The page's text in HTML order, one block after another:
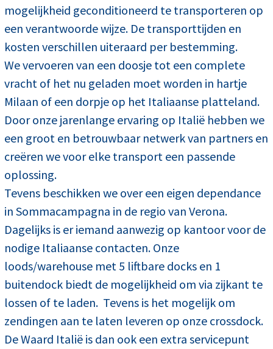
mogelijkheid geconditioneerd te transporteren op
een verantwoorde wijze. De transporttijden en
kosten verschillen uiteraard per bestemming.
We vervoeren van een doosje tot een complete
vracht of het nu geladen moet worden in hartje
Milaan of een dorpje op het Italiaanse platteland.
Door onze jarenlange ervaring op Italië hebben we
een groot en betrouwbaar netwerk van partners en
creëren we voor elke transport een passende
oplossing.
Tevens beschikken we over een eigen dependance
in Sommacampagna in de regio van Verona.
Dagelijks is er iemand aanwezig op kantoor voor de
nodige Italiaanse contacten. Onze
loods/warehouse met 5 liftbare docks en 1
buitendock biedt de mogelijkheid om via zijkant te
lossen of te laden. Tevens is het mogelijk om
zendingen aan te laten leveren op onze crossdock.
De Waard Italië is dan ook een extra servicepunt